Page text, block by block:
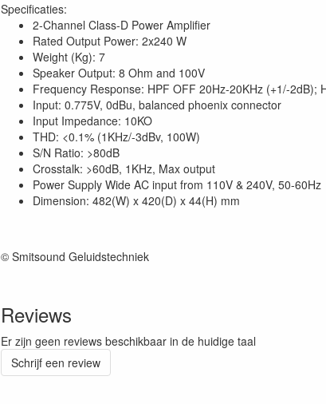
Specificaties:
2-Channel Class-D Power Amplifier
Rated Output Power: 2x240 W
Weight (Kg): 7
Speaker Output: 8 Ohm and 100V
Frequency Response: HPF OFF 20Hz-20KHz (+1/-2dB);
Input: 0.775V, 0dBu, balanced phoenix connector
Input Impedance: 10KO
THD: <0.1% (1KHz/-3dBv, 100W)
S/N Ratio: >80dB
Crosstalk: >60dB, 1KHz, Max output
Power Supply Wide AC input from 110V & 240V, 50-60Hz
Dimension: 482(W) x 420(D) x 44(H) mm
© Smitsound Geluidstechniek
Reviews
Er zijn geen reviews beschikbaar in de huidige taal
Schrijf een review